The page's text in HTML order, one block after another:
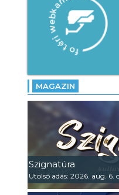
MAGAZIN
Szignatúra
Utolsó adás: 2026. aug. 6.